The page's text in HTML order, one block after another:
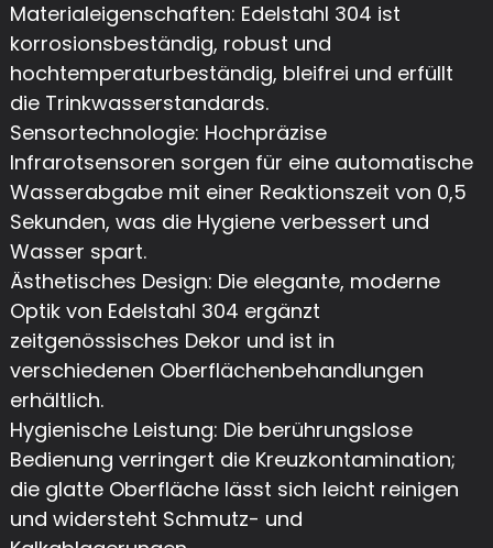
Materialeigenschaften: Edelstahl 304 ist
korrosionsbeständig, robust und
hochtemperaturbeständig, bleifrei und erfüllt
die Trinkwasserstandards.
Sensortechnologie: Hochpräzise
Infrarotsensoren sorgen für eine automatische
Wasserabgabe mit einer Reaktionszeit von 0,5
Sekunden, was die Hygiene verbessert und
Wasser spart.
Ästhetisches Design: Die elegante, moderne
Optik von Edelstahl 304 ergänzt
zeitgenössisches Dekor und ist in
verschiedenen Oberflächenbehandlungen
erhältlich.
Hygienische Leistung: Die berührungslose
Bedienung verringert die Kreuzkontamination;
die glatte Oberfläche lässt sich leicht reinigen
und widersteht Schmutz- und